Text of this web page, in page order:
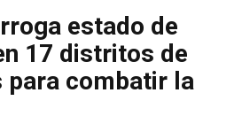
estado de
17 distritos de
para combatir la